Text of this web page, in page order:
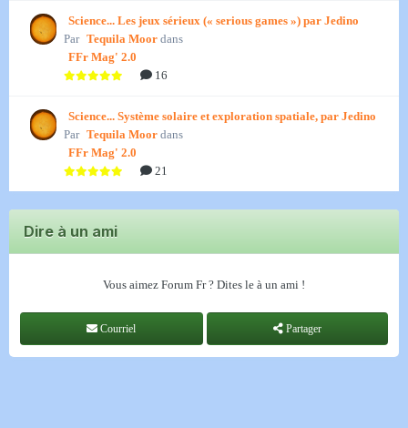
Science... Les jeux sérieux (« serious games ») par Jedino
Par Tequila Moor dans
FFr Mag' 2.0
16
Science... Système solaire et exploration spatiale, par Jedino
Par Tequila Moor dans
FFr Mag' 2.0
21
Dire à un ami
Vous aimez Forum Fr ? Dites le à un ami !
Courriel Partager